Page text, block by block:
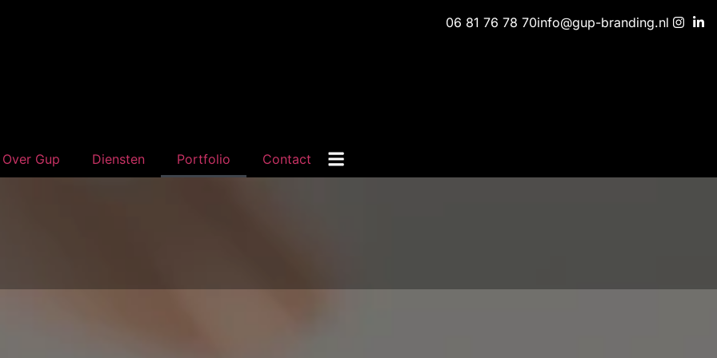
06 81 76 78 70info@gup-branding.nl
Over Gup Diensten Portfolio Contact